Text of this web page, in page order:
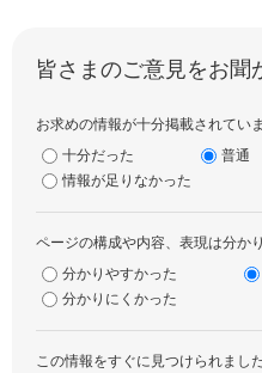
皆さまのご意見をお聞
お求めの情報が十分掲載されてい
十分だった
普通
情報が足りなかった
ページの構成や内容、表現は分か
分かりやすかった
分かりにくかった
この情報をすぐに見つけられまし